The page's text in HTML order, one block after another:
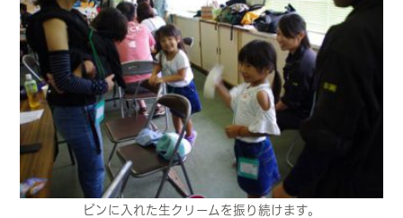
ビンに入れた生クリームを振り続けます。